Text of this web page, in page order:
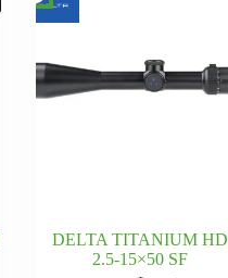
DELTA TITANIUM HD
2.5-15×50 SF